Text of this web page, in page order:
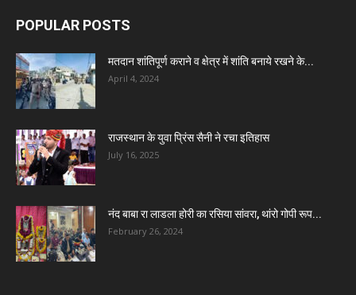
POPULAR POSTS
मतदान शांतिपूर्ण कराने व क्षेत्र में शांति बनाये रखने के...
April 4, 2024
राजस्थान के युवा प्रिंस सैनी ने रचा इतिहास
July 16, 2025
नंद बाबा रा लाडला होरी का रसिया सांवरा, थांरो गोपी रूप...
February 26, 2024